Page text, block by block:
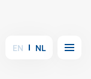
EN NL Menu